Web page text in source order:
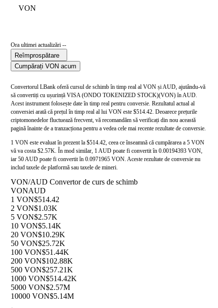
VON
Ora ultimei actualizări --
Reîmprospătare
Cumpărați VON acum
Convertorul LBank oferă cursul de schimb în timp real al VON și AUD, ajutându-vă
să convertiți cu ușurință VISA (ONDO TOKENIZED STOCK)(VON) în AUD.
Acest instrument folosește date în timp real pentru conversie. Rezultatul actual al
conversiei arată că prețul în timp real al lui VON este $514.42. Deoarece prețurile
criptomonedelor fluctuează frecvent, vă recomandăm să verificați din nou această
pagină înainte de a tranzacționa pentru a vedea cele mai recente rezultate de conversie.
1 VON este evaluat în prezent la $514.42, ceea ce înseamnă că cumpărarea a 5 VON
vă va costa $2.57K. În mod similar, 1 AUD poate fi convertit în 0.00194393 VON,
iar 50 AUD poate fi convertit în 0.0971965 VON. Aceste rezultate de conversie nu
includ taxele de platformă sau taxele de mineri.
VON/AUD Convertor de curs de schimb
VONAUD
1 VON$514.42
2 VON$1.03K
5 VON$2.57K
10 VON$5.14K
20 VON$10.29K
50 VON$25.72K
100 VON$51.44K
200 VON$102.88K
500 VON$257.21K
1000 VON$514.42K
5000 VON$2.57M
10000 VON$5.14M